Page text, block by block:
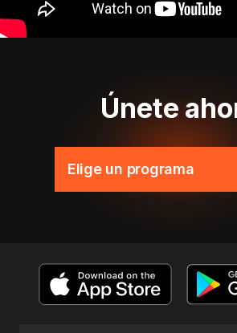
Únete
Elige un programa